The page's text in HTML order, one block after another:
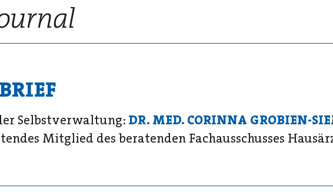
Selbstverwaltung: DR. MED. CORINNA GROBIEN-
Mitglied des beratenden Fachausschusses